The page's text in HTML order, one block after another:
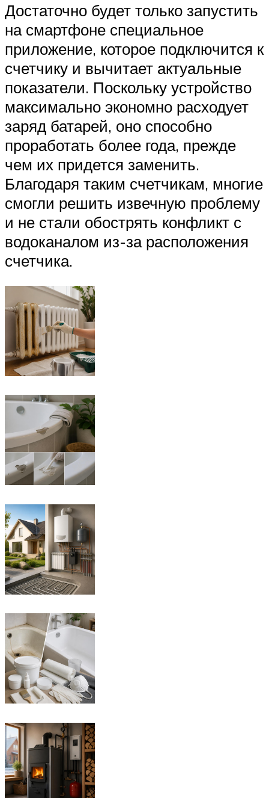
Достаточно будет только запустить
на смартфоне специальное
приложение, которое подключится к
счетчику и вычитает актуальные
показатели. Поскольку устройство
максимально экономно расходует
заряд батарей, оно способно
проработать более года, прежде
чем их придется заменить.
Благодаря таким счетчикам, многие
смогли решить извечную проблему
и не стали обострять конфликт с
водоканалом из-за расположения
счетчика.